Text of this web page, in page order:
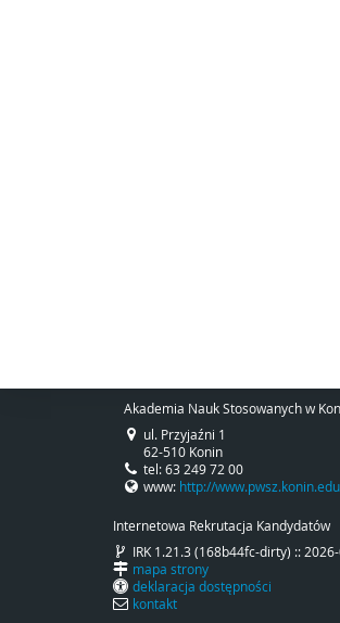
Akademia Nauk Stosowanych w
ul. Przyjaźni 1
62-510 Konin
tel: 63 249 72 00
www: http://
Internetowa Rekrutacja Kandydatów
IRK 1.21.3 (168b44fc-dirty) ::
mapa strony
deklaracja dostępności
kontakt